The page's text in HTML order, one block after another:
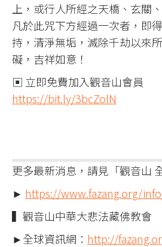
上，或行人所經之天橋、玄關
凡於此咒下方經過一次者，即
持，清淨無垢，滅除千劫以來
礙，吉祥如意！
▣ 立即免費加入觀音山會員
https://bit.ly/3bcZolN
更多最新消息，請見「觀音山
► https://www.fazang.org/
▍觀音山中華大悲法藏佛教會
►全球資訊網： http://